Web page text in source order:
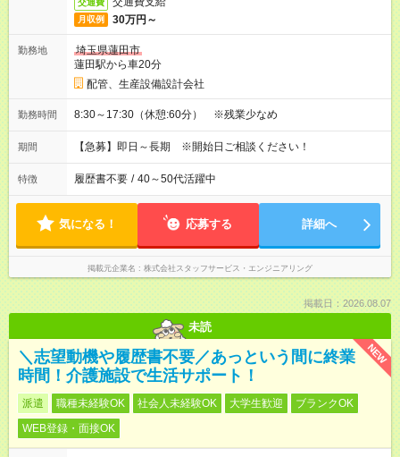
交通費
月収例 30万円～
勤務地
埼玉県蓮田市
蓮田駅から車20分
配管、生産設備設計会社
勤務時間 8:30～17:30（休憩:60分） ※残業少なめ
期間 【急募】即日～長期 ※開始日ご相談ください！
特徴 履歴書不要 / 40～50代活躍中
気になる！ 応募する 詳細へ
掲載元企業名 株式会社スタッフサービス・エンジニアリング
掲載日：2026.08.07
未読
NEW
＼志望動機や履歴書不要／あっという間に終業
時間！介護施設で生活サポート！
派遣 職種未経験OK 社会人未経験OK 大学生歓迎
ブランクOK
WEB登録・面接OK